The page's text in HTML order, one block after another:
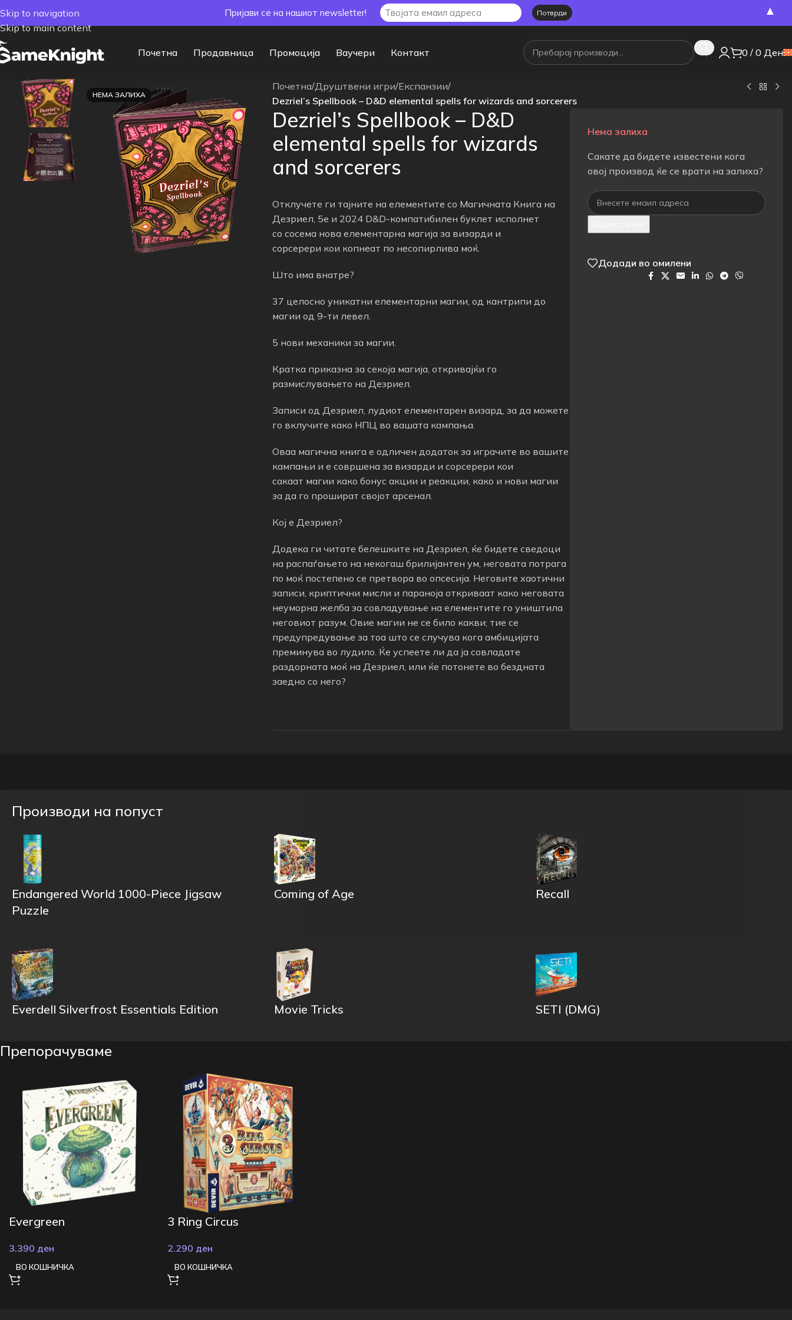
Skip to navigation
Skip to main content
Почетна Продавница Промоција Ваучери Контакт 0 / 0 Ден
НЕМА ЗАЛИХА
Почетна/Друштвени игри/Експанзии/
Dezriel’s Spellbook – D&D elemental spells for wizards and sorcerers
Dezriel’s Spellbook – D&D
elemental spells for wizards
and sorcerers
Отклучете ги тајните на елементите со Магичната Книга на
Дезриел, 5e и 2024 D&D-компатибилен буклет исполнет
со сосема нова елементарна магија за визарди и
сорсерери кои копнеат по несопирлива моќ.
Што има внатре?
37 целосно уникатни елементарни магии, од кантрипи до
магии од 9-ти левел.
5 нови механики за магии.
Кратка приказна за секоја магија, откривајќи го
размислувањето на Дезриел.
Записи од Дезриел, лудиот елементарен визард, за да можете
го вклучите како НПЦ во вашата кампања.
Оваа магична книга е одличен додаток за играчите во вашите
кампањи и е совршена за визарди и сорсерери кои
сакаат магии како бонус акции и реакции, како и нови магии
за да го прошират својот арсенал.
Кој е Дезриел?
Додека ги читате белешките на Дезриел, ќе бидете сведоци
на распаѓањето на некогаш брилијантен ум, неговата потрага
по моќ постепено се претвора во опсесија. Неговите хаотични
записи, криптични мисли и параноја откриваат како неговата
неуморна желба за совладување на елементите го уништила
неговиот разум. Овие магии не се било какви; тие се
предупредување за тоа што се случува кога амбицијата
преминува во лудило. Ќе успеете ли да ја совладате
раздорната моќ на Дезриел, или ќе потонете во бездната
заедно со него?
Нема залиха
Сакате да бидете известени кога
овој производ ќе се врати на залиха?
Додади во омилени
Производи на попуст
Endangered World 1000-Piece Jigsaw
Puzzle
Coming of Age Recall
Everdell Silverfrost Essentials Edition Movie Tricks SETI (DMG)
Препорачуваме
Evergreen
3.390 ден
ВО КОШНИЧКА
3 Ring Circus
2.290 ден
ВО КОШНИЧКА
Пријави се на нашиот newsletter! ▲